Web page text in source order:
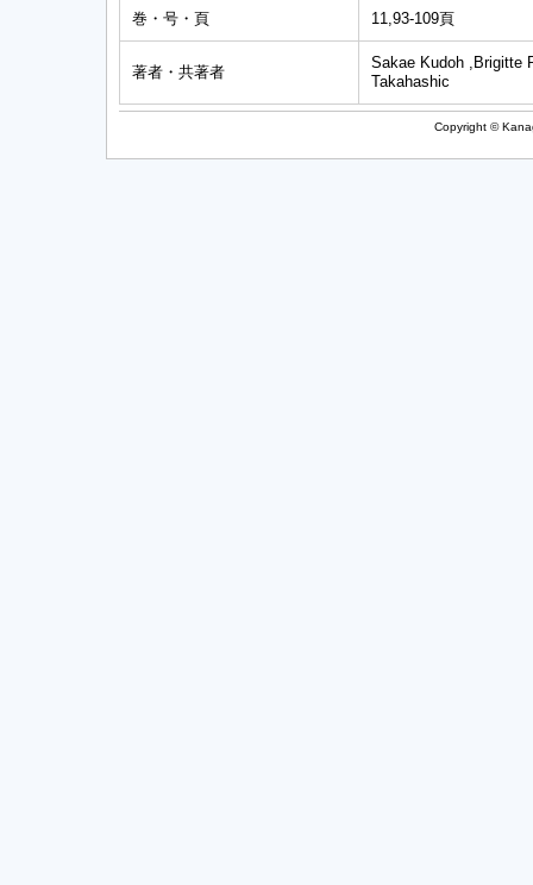
巻・号・頁 11,93-109頁
著者・共著者
Sakae Kudoh ,Brigitte
Takahashic
Copyright ©